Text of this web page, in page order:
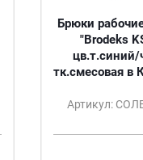
Брюки
"Brodeks
тк.смесовая в
Артикул: